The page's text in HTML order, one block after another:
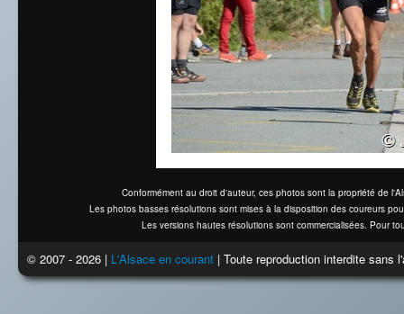
Conformément au droit d'auteur, ces photos sont la propriété de
Les photos basses résolutions sont mises à la disposition des coureurs
Les versions hautes résolutions sont commercialisées. Pour
© 2007 - 2026 | L'Alsace en courant | Toute reproduction interdite sans